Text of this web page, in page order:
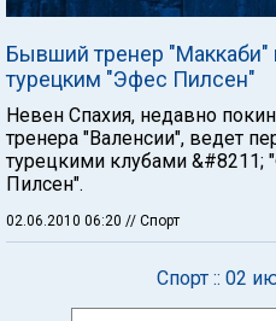
Бывший тренер "Маккаби"
турецким "Эфес Пилсен"
Невен Спахия, недавно
тренера "Валенсии", ведет
турецкими клубами &#8211;
Пилсен".
02.06.2010 06:20 // Спорт
Спорт :: 02